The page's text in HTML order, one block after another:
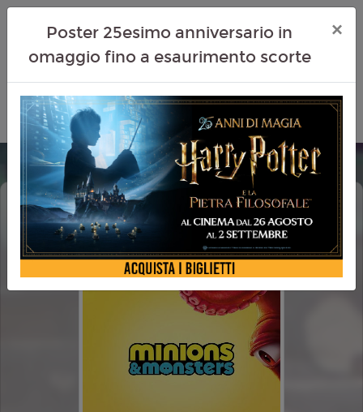
MINIONS & MONSTERS
Poster 25esimo anniversario in
omaggio fino a esaurimento scorte
×